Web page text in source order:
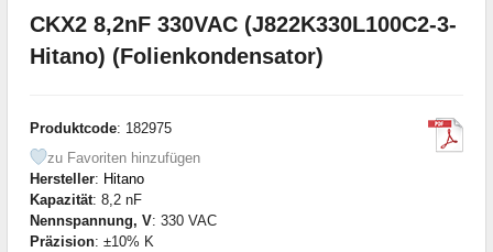
CKX2 8,2nF 330VAC (J822K330L100C2-3-
Hitano) (Folienkondensator)
Produktcode: 182975
zu Favoriten hinzufügen
Hersteller: Hitano
Kapazität: 8,2 nF
Nennspannung, V: 330 VAC
Präzision: ±10% K